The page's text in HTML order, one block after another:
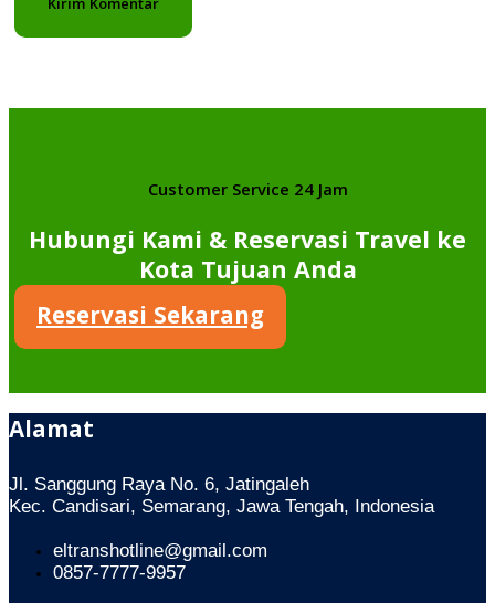
Customer Service 24 Jam
Hubungi Kami & Reservasi Travel ke
Kota Tujuan Anda
Reservasi Sekarang
Alamat
Jl. Sanggung Raya No. 6, Jatingaleh
Kec. Candisari, Semarang, Jawa Tengah, Indonesia
eltranshotline@gmail.com
0857-7777-9957